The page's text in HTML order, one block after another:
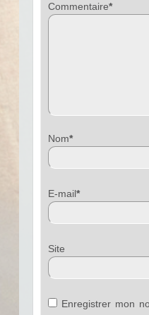
Commentaire*
Nom*
E-mail*
Enregistrer mon